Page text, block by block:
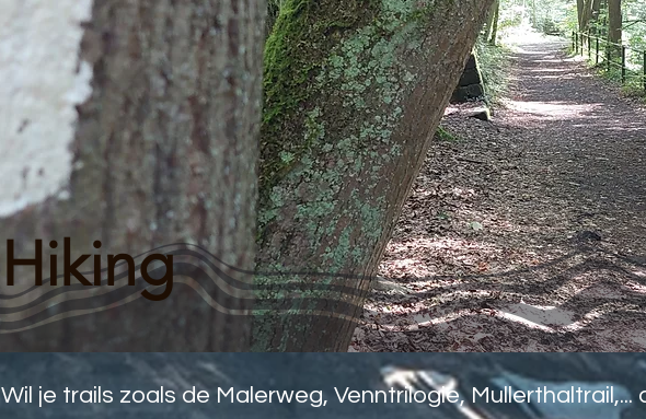
Hiking
Wil je trails zoals de Malerweg, Venntrilogie, Mullerthaltrail,...